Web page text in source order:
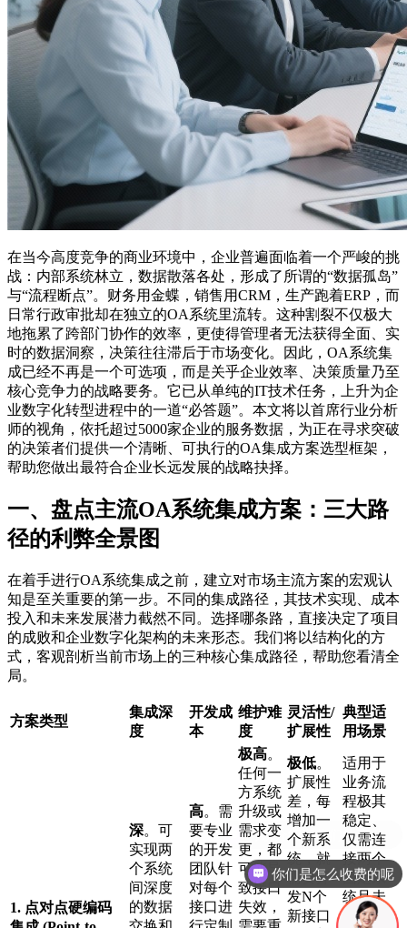
在当今高度竞争的商业环境中，企业普遍面临着一个严峻的挑
战：内部系统林立，数据散落各处，形成了所谓的“数据孤岛”
与“流程断点”。财务用金蝶，销售用CRM，生产跑着ERP，而
日常行政审批却在独立的OA系统里流转。这种割裂不仅极大
地拖累了跨部门协作的效率，更使得管理者无法获得全面、实
时的数据洞察，决策往往滞后于市场变化。因此，OA系统集
成已经不再是一个可选项，而是关乎企业效率、决策质量乃至
核心竞争力的战略要务。它已从单纯的IT技术任务，上升为企
业数字化转型进程中的一道“必答题”。本文将以首席行业分析
师的视角，依托超过5000家企业的服务数据，为正在寻求突破
的决策者们提供一个清晰、可执行的OA集成方案选型框架，
帮助您做出最符合企业长远发展的战略抉择。
一、盘点主流OA系统集成方案：三大路
径的利弊全景图
在着手进行OA系统集成之前，建立对市场主流方案的宏观认
知是至关重要的第一步。不同的集成路径，其技术实现、成本
投入和未来发展潜力截然不同。选择哪条路，直接决定了项目
的成败和企业数字化架构的未来形态。我们将以结构化的方
式，客观剖析当前市场上的三种核心集成路径，帮助您看清全
局。
方案类型
集成深
度
开发成
本
维护难
度
灵活性/
扩展性
典型适
用场景
1. 点对点硬编码
深。可
实现两
个系统
间深度
的数据
高。需
要专业
的开发
团队针
对每个
接口进
极高。
任何一
方系统
升级或
需求变
更，都
可能导
致接口
失效，
极低。
扩展性
差，每
增加一
个新系
统，就
需要开
发N个
新接口
适用于
业务流
程极其
稳定、
仅需连
接两个
固定系
统且未
来无扩
你们是怎么收费的呢
现在有优惠活动吗